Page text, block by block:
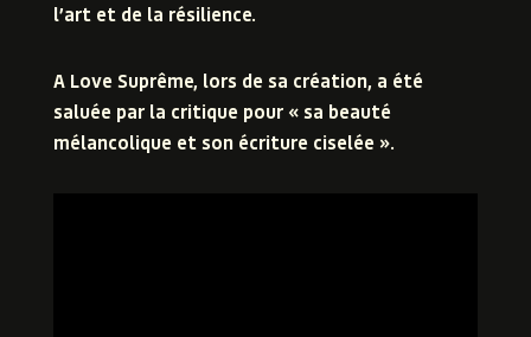
l’art et de la résilience.
A Love Suprême, lors de sa création, a été
saluée par la critique pour « sa beauté
mélancolique et son écriture ciselée ».